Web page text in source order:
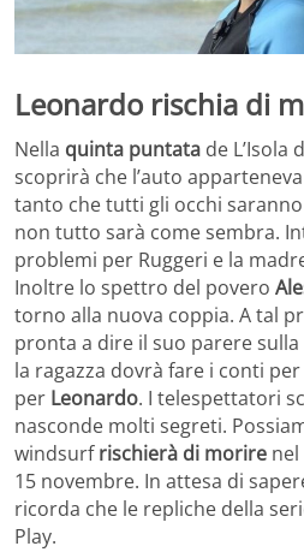
Leonardo rischia di
Nella quinta puntata de L’Isola
scoprirà che l’auto
tanto che tutti gli occhi
non tutto sarà come sembra.
problemi per Ruggeri e la
Inoltre lo spettro del povero
torno alla nuova coppia. A tal
pronta a dire il suo parere
la ragazza dovrà fare i conti
per Leonardo. I telespettatori
nasconde molti segreti.
windsurfrischierà di morire
15 novembre. In attesa di
ricorda che le repliche della
Play.